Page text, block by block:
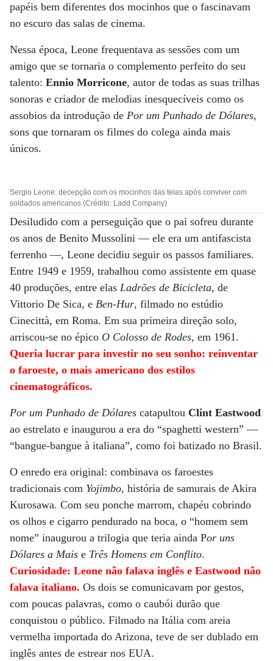
papéis bem diferentes dos mocinhos que o fascinavam
no escuro das salas de cinema.
Nessa época, Leone frequentava as sessões com um
amigo que se tornaria o complemento perfeito do seu
talento: Ennio Morricone, autor de todas as suas trilhas
sonoras e criador de melodias inesquecíveis como os
assobios da introdução de Por um Punhado de Dólares,
sons que tornaram os filmes do colega ainda mais
únicos.
Sergio Leone: decepção com os mocinhos das telas após conviver com
soldados americanos (Crédito: Ladd Company)
Desiludido com a perseguição que o pai sofreu durante
os anos de Benito Mussolini ­— ele era um antifascista
ferrenho —, Leone decidiu seguir os passos familiares.
Entre 1949 e 1959, trabalhou como assistente em quase
40 produções, entre elas Ladrões de Bicicleta, de
Vittorio De Sica, e Ben-Hur, filmado no estúdio
Cinecittà, em Roma. Em sua primeira direção solo,
arriscou-se no épico O Colosso de Rodes, em 1961.
Queria lucrar para investir no seu sonho: reinventar
o faroeste, o mais americano dos estilos
cinematográficos.
Por um Punhado de Dólares catapultou Clint Eastwood
ao estrelato e inaugurou a era do “spaghetti western” —
“bangue-bangue à italiana”, como foi batizado no Brasil.
O enredo era original: combinava os faroestes
tradicionais com Yojimbo, história de samurais de Akira
Kurosawa. Com seu ponche marrom, chapéu cobrindo
os olhos e cigarro pendurado na boca, o “homem sem
nome” inaugurou a trilogia que teria ainda Por uns
Dólares a Mais e Três Homens em Conflito.
Curiosidade: Leone não falava inglês e Eastwood não
falava italiano. Os dois se comunicavam por gestos,
com poucas palavras, como o caubói durão que
conquistou o público. Filmado na Itália com areia
vermelha importada do Arizona, teve de ser dublado em
inglês antes de estrear nos EUA.